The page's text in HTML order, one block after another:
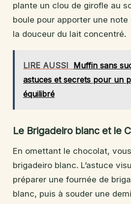
plante un clou de girofle au
boule pour apporter une
la douceur du lait concentré.
LIRE AUSSI Muffin sans
astuces et secrets pour un
équilibré
Le Brigadeiro blanc et le
En omettant le chocolat,
brigadeiro blanc. L’astuce
préparer une fournée de
blanc, puis à souder une